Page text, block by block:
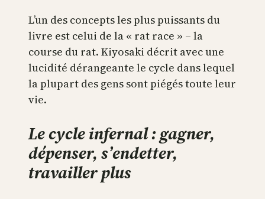
L’un des concepts les plus puissants du
livre est celui de la « rat race » – la
course du rat. Kiyosaki décrit avec une
lucidité dérangeante le cycle dans lequel
la plupart des gens sont piégés toute leur
vie.
Le cycle infernal : gagner,
dépenser, s’endetter,
travailler plus